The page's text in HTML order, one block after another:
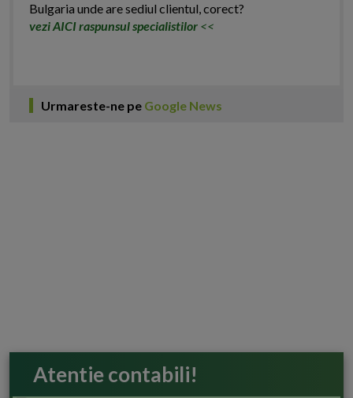
Bulgaria unde are sediul clientul, corect?
vezi AICI raspunsul specialistilor <<
Urmareste-ne pe Google News
Atentie contabili!